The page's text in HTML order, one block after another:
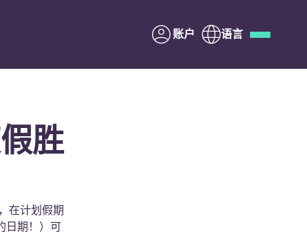
账户 语言
与Yugo合作
胜
在计划假期
日期！）可